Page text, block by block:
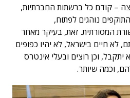
– קודם כל ברשתות החברתיות,
נוהגים לפתוח,
המסורתית. זאת, בעיקר מאחר
לא חיים בישראל, לא יהיו כפופים
וכן רוצים ובעלי אינטרס
וכמה שיותר.